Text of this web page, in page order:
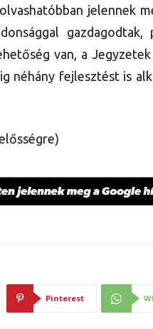
jelennek
gazdagodtak,
van, a
néhány fejlesztést is
Pinterest